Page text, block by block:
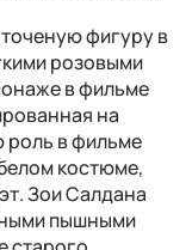
фигуру в
розовыми
в фильме
на
роль в фильме
костюме,
Зои Салдана
пышными